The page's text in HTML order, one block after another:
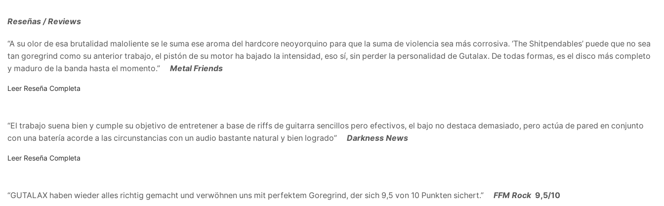
Reseñas / Reviews
“A su olor de esa brutalidad maloliente se le suma ese aroma del hardcore neoyorquino para que la suma de violencia sea más corrosiva. ‘The Shitpendables’ puede que no sea
tan goregrind como su anterior trabajo, el pistón de su motor ha bajado la intensidad, eso sí, sin perder la personalidad de Gutalax. De todas formas, es el disco más completo
y maduro de la banda hasta el momento.”
Metal Friends
Leer Reseña Completa
“El trabajo suena bien y cumple su objetivo de entretener a base de riffs de guitarra sencillos pero efectivos, el bajo no destaca demasiado, pero actúa de pared en conjunto
con una batería acorde a las circunstancias con un audio bastante natural y bien logrado”
Darkness News
Leer Reseña Completa
“GUTALAX haben wieder alles richtig gemacht und verwöhnen uns mit perfektem Goregrind, der sich 9,5 von 10 Punkten sichert.” FFM Rock 9,5/10